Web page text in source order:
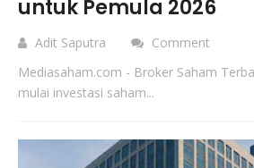
untuk Pemula 2026
Adit Saputra
Comment
Mediasaham.com - Broker Saham
mulai investasi saham...